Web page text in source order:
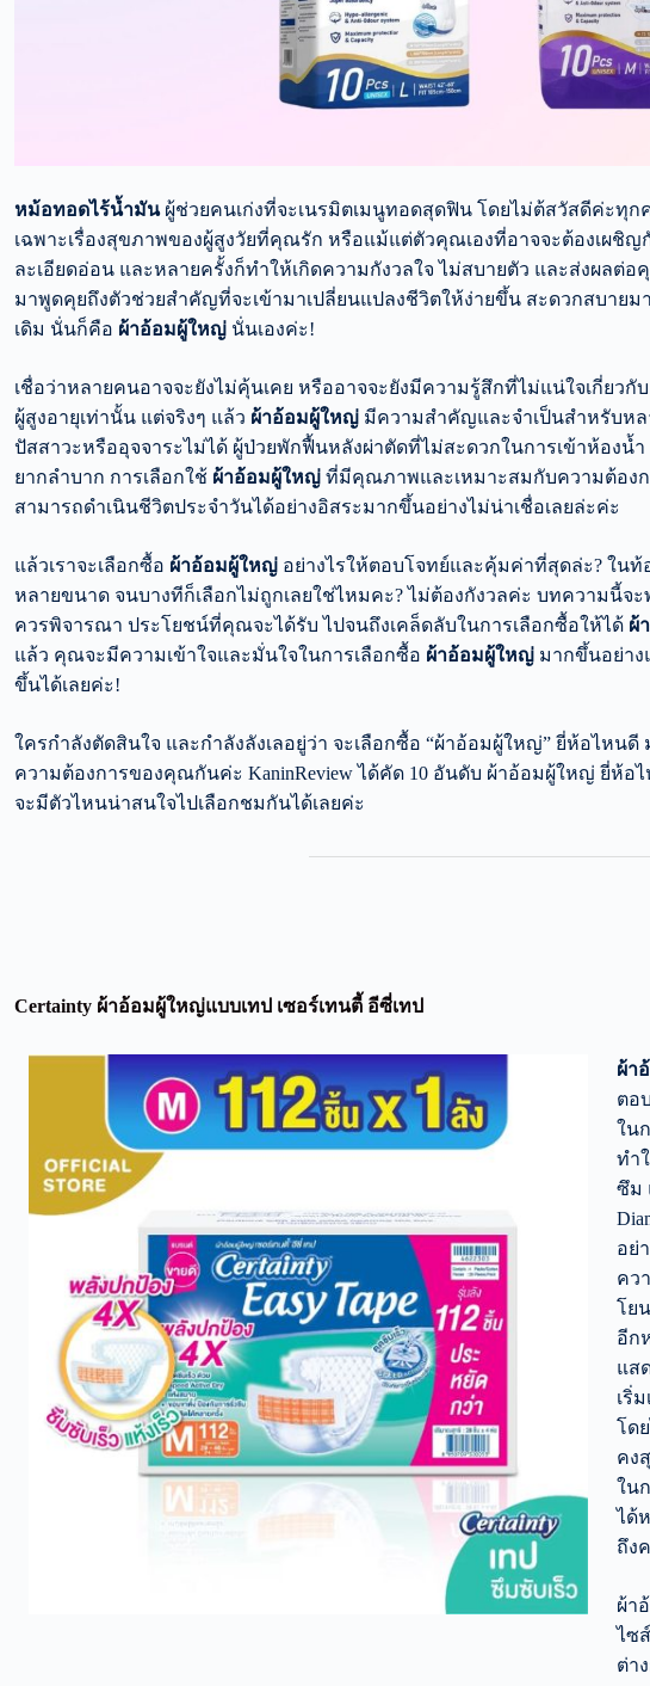
หม้อทอดไร้น้ำมันผู้ช่วยคนเก่งที่จะเนรมิตเมนูทอดสุดฟิน โดยไม่ต้สวัสดีค่ะทุ
เฉพาะเรื่องสุขภาพของผู้สูงวัยที่คุณรัก หรือแม้แต่ตัวคุณเองที่อาจจะต้องเผชิญ
ละเอียดอ่อน และหลายครั้งก็ทำให้เกิดความกังวลใจ ไม่สบายตัว และส่งผลต่
มาพูดคุยถึงตัวช่วยสำคัญที่จะเข้ามาเปลี่ยนแปลงชีวิตให้ง่ายขึ้น สะดวกสบา
เดิม นั่นก็คือ ผ้าอ้อมผู้ใหญ่ นั่นเองค่ะ!
เชื่อว่าหลายคนอาจจะยังไม่คุ้นเคย หรืออาจจะยังมีความรู้สึกที่ไม่แน่ใจเกี่ยวกับ
ผู้สูงอายุเท่านั้น แต่จริงๆ แล้ว ผ้าอ้อมผู้ใหญ่ มีความสำคัญและจำเป็นสำหรับหล
ปัสสาวะหรืออุจจาระไม่ได้ ผู้ป่วยพักฟื้นหลังผ่าตัดที่ไม่สะดวกในการเข้าห้อง
ยากลำบาก การเลือกใช้ ผ้าอ้อมผู้ใหญ่ ที่มีคุณภาพและเหมาะสมกับความต้องก
สามารถดำเนินชีวิตประจำวันได้อย่างอิสระมากขึ้นอย่างไม่น่าเชื่อเลยล่ะค่ะ
แล้วเราจะเลือกซื้อ ผ้าอ้อมผู้ใหญ่ อย่างไรให้ตอบโจทย์และคุ้มค่าที่สุดล่ะ? ในท้
หลายขนาด จนบางทีก็เลือกไม่ถูกเลยใช่ไหมคะ? ไม่ต้องกังวลค่ะ บทความนี้จ
ควรพิจารณา ประโยชน์ที่คุณจะได้รับ ไปจนถึงเคล็ดลับในการเลือกซื้อให้ได้ ผ้
แล้ว คุณจะมีความเข้าใจและมั่นใจในการเลือกซื้อ ผ้าอ้อมผู้ใหญ่ มากขึ้นอย่า
ขึ้นได้เลยค่ะ!
ใครกำลังตัดสินใจ และกำลังลังเลอยู่ว่า จะเลือกซื้อ “ผ้าอ้อมผู้ใหญ่” ยี่ห้อไหน
ความต้องการของคุณกันค่ะ KaninReview ได้คัด 10 อันดับ ผ้าอ้อมผู้ใหญ่ ยี่ห้
จะมีตัวไหนน่าสนใจไปเลือกชมกันได้เลยค่ะ
Certainty ผ้าอ้อมผู้ใหญ่แบบเทป เซอร์เทนตี้ อีซี่เทป
ผ้า
ตอ
ใน
ทำ
ซึม
อย่
คว
โย
อีก
แส
เริ่
โด
คง
ใน
ได้
ถึง
ผ้า
ไซ
ต่า